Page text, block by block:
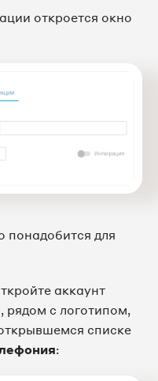
откроется окно
понадобится для
аккаунт
с логотипом,
списке
: